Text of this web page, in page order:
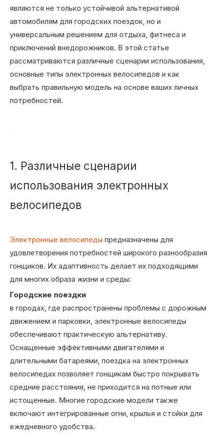
являются не только устойчивой альтернативой
автомобилям для городских поездок, но и
универсальным решением для отдыха, фитнеса и
приключений внедорожников. В этой статье
рассматриваются различные сценарии использования,
основные типы электронных велосипедов и как
выбрать правильную модель на основе ваших личных
потребностей.
1. Различные сценарии
использования электронных
велосипедов
Электронные велосипеды предназначены для
удовлетворения потребностей широкого разнообразия
гонщиков. Их адаптивность делает их подходящими
для многих образа жизни и среды:
Городские поездки
в городах, где распространены проблемы с дорожным
движением и парковки, электронные велосипеды
обеспечивают практическую альтернативу.
Оснащенные эффективными двигателями и
длительными батареями, поездка на электронных
велосипедах позволяет гонщикам быстро покрывать
средние расстояния, не приходится на потные или
истощенные. Многие городские модели также
включают интегрированные огни, крылья и стойки для
ежедневного удобства.